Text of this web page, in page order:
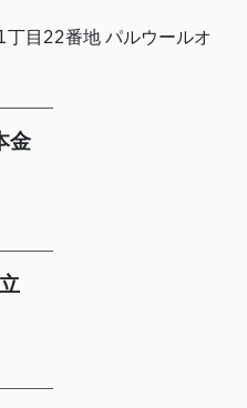
目22番地 パルウールオ
金